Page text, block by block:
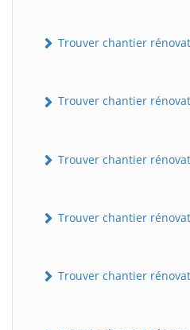
Trouver chantier
Trouver chantier
Trouver chantier
Trouver chantier
Trouver chantier